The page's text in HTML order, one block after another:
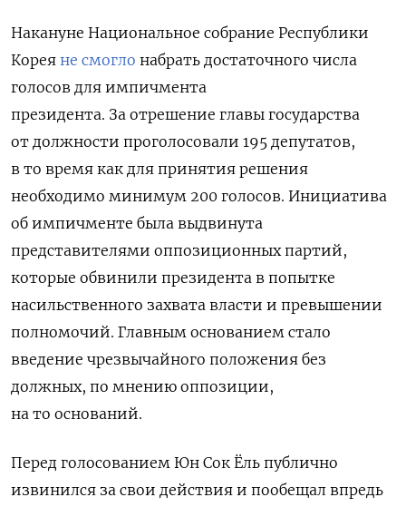
Накануне Национальное собрание Республики
Корея не смогло набрать достаточного числа
голосов для импичмента
президента. За отрешение главы государства
от должности проголосовали 195 депутатов,
в то время как для принятия решения
необходимо минимум 200 голосов. Инициатива
об импичменте была выдвинута
представителями оппозиционных партий,
которые обвинили президента в попытке
насильственного захвата власти и превышении
полномочий. Главным основанием стало
введение чрезвычайного положения без
должных, по мнению оппозиции,
на то оснований.
Перед голосованием Юн Сок Ёль публично
извинился за свои действия и пообещал впредь